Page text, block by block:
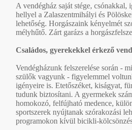
A vendégház saját stége, csónakkal,
hellyel a Zalaszentmihályi és
lehetőség. Horgászaink kényelmét
mélyhűtő. Zárt garázs a
Családos, gyerekekkel érkező
Vendégházunk felszerelése során -
szülők vagyunk - figyelemmel
igényeire is. Etetőszéket, kiságyat,
tudunk biztosítani. A gyermekek
homokozó, felfújható medence,
sportszerek nyújtanak szórakozási
programokon kívül bicikli-